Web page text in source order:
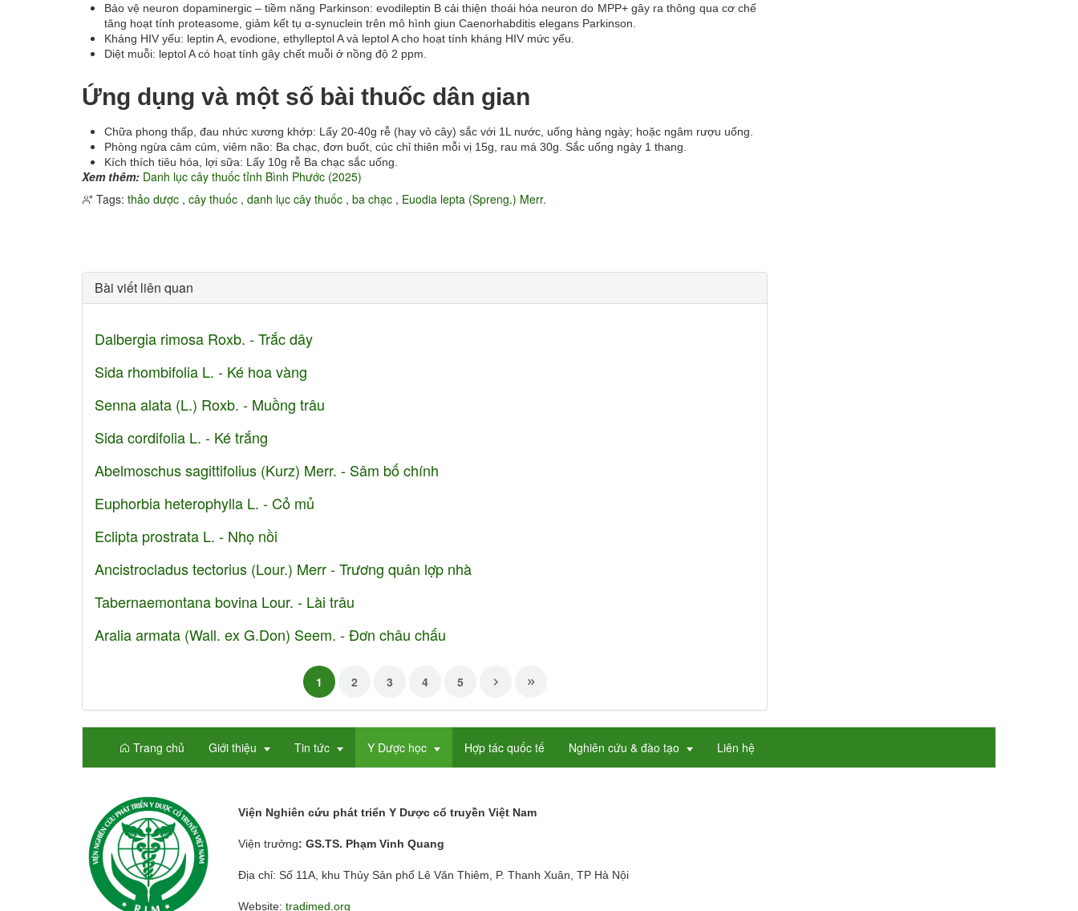
Bảo vệ neuron dopaminergic – tiềm năng Parkinson: evodileptin B cải thiện thoái hóa neuron do MPP+ gây ra thông qua cơ chế
tăng hoạt tính proteasome, giảm kết tụ α-synuclein trên mô hình giun Caenorhabditis elegans Parkinson.
Kháng HIV yếu: leptin A, evodione, ethylleptol A và leptol A cho hoạt tính kháng HIV mức yếu.
Diệt muỗi: leptol A có hoạt tính gây chết muỗi ở nồng độ 2 ppm.
Ứng dụng và một số bài thuốc dân gian
Chữa phong thấp, đau nhức xương khớp: Lấy 20-40g rễ (hay vỏ cây) sắc với 1L nước, uống hàng ngày; hoặc ngâm rượu uống.
Phòng ngừa cảm cúm, viêm não: Ba chạc, đơn buốt, cúc chỉ thiên mỗi vị 15g, rau má 30g. Sắc uống ngày 1 thang.
Kích thích tiêu hóa, lợi sữa: Lấy 10g rễ Ba chạc sắc uống.
Xem thêm: Danh lục cây thuốc tỉnh Bình Phước (2025)
Tags: thảo dược , cây thuốc , danh lục cây thuốc , ba chạc , Euodia lepta (Spreng.) Merr.
Bài viết liên quan
Dalbergia rimosa Roxb. - Trắc dây
Sida rhombifolia L. - Ké hoa vàng
Senna alata (L.) Roxb. - Muồng trâu
Sida cordifolia L. - Ké trắng
Abelmoschus sagittifolius (Kurz) Merr. - Sâm bố chính
Euphorbia heterophylla L. - Cỏ mủ
Eclipta prostrata L. - Nhọ nồi
Ancistrocladus tectorius (Lour.) Merr - Trương quân lợp nhà
Tabernaemontana bovina Lour. - Lài trâu
Aralia armata (Wall. ex G.Don) Seem. - Đơn châu chấu
1 2 3 4 5
Trang chủ Giới thiệu Tin tức Y Dược học Hợp tác quốc tế Nghiên cứu & đào tạo Liên hệ
Viện Nghiên cứu phát triển Y Dược cổ truyền Việt Nam
Viện trưởng: GS.TS. Phạm Vinh Quang
Địa chỉ: Số 11A, khu Thủy Sản phố Lê Văn Thiêm, P. Thanh Xuân, TP Hà Nội
Website: tradimed.org